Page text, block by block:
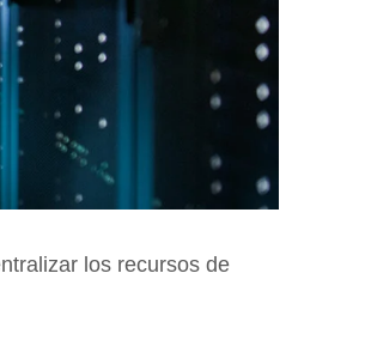
los recursos de